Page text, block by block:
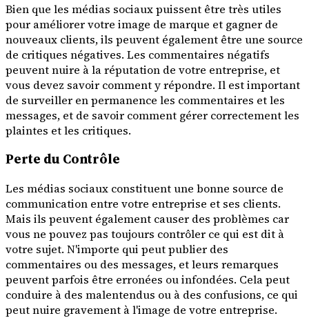
Bien que les médias sociaux puissent être très utiles
pour améliorer votre image de marque et gagner de
nouveaux clients, ils peuvent également être une source
de critiques négatives. Les commentaires négatifs
peuvent nuire à la réputation de votre entreprise, et
vous devez savoir comment y répondre. Il est important
de surveiller en permanence les commentaires et les
messages, et de savoir comment gérer correctement les
plaintes et les critiques.
Perte du Contrôle
Les médias sociaux constituent une bonne source de
communication entre votre entreprise et ses clients.
Mais ils peuvent également causer des problèmes car
vous ne pouvez pas toujours contrôler ce qui est dit à
votre sujet. N'importe qui peut publier des
commentaires ou des messages, et leurs remarques
peuvent parfois être erronées ou infondées. Cela peut
conduire à des malentendus ou à des confusions, ce qui
peut nuire gravement à l'image de votre entreprise.